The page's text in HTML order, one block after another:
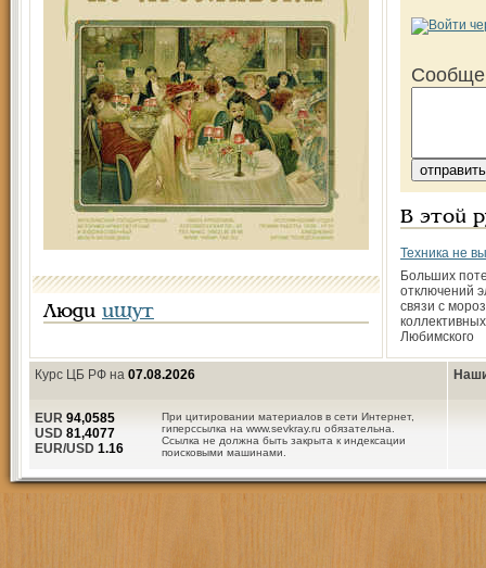
Люди ищут
В этой
Техника не
Больших
отключений
связи с
Любимского
Курс ЦБ РФ на 07.08.2026
При цитировании материалов в сети Интернет,
гиперссылка на www.sevkray.ru обязательна.
Ссылка не должна быть закрыта к индексации
поисковыми машинами.
EUR 94,0585
USD 81,4077
EUR/USD 1.16